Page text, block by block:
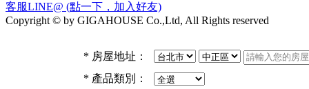
客服LINE@ (點一下，加入好友)
Copyright © by GIGAHOUSE Co.,Ltd, All Rights reserved